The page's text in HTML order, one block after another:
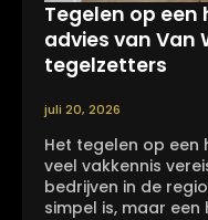
Tegelen op een
advies van Van
tegelzetters
juli 20, 2026
Het tegelen op een
veel vakkennis
bedrijven in de
simpel is, maar